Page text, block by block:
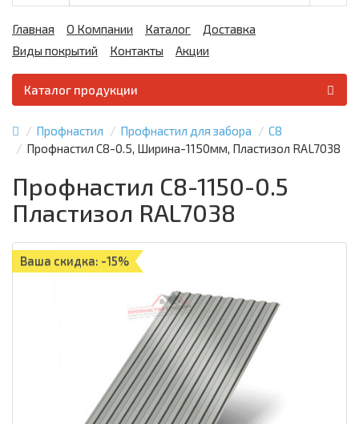
Главная О Компании Каталог
Доставка
Виды покрытий
Контакты Акции
Каталог продукции
Профнастил Профнастил для забора
С8
Профнастил С8-0.5, Ширина-1150мм, Пластизол RAL7038
Профнастил С8-1150-0.5
Пластизол RAL7038
Ваша скидка: -15%